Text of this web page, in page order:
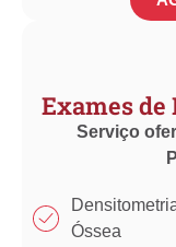
Exames
Serviço
Óssea